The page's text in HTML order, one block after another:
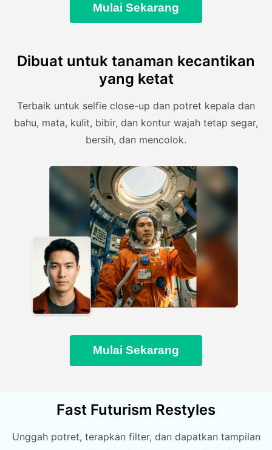
Mulai Sekarang
Dibuat untuk tanaman kecantikan
yang ketat
Terbaik untuk selfie close-up dan potret kepala dan
bahu, mata, kulit, bibir, dan kontur wajah tetap segar,
bersih, dan mencolok.
Mulai Sekarang
Fast Futurism Restyles
Unggah potret, terapkan filter, dan dapatkan tampilan